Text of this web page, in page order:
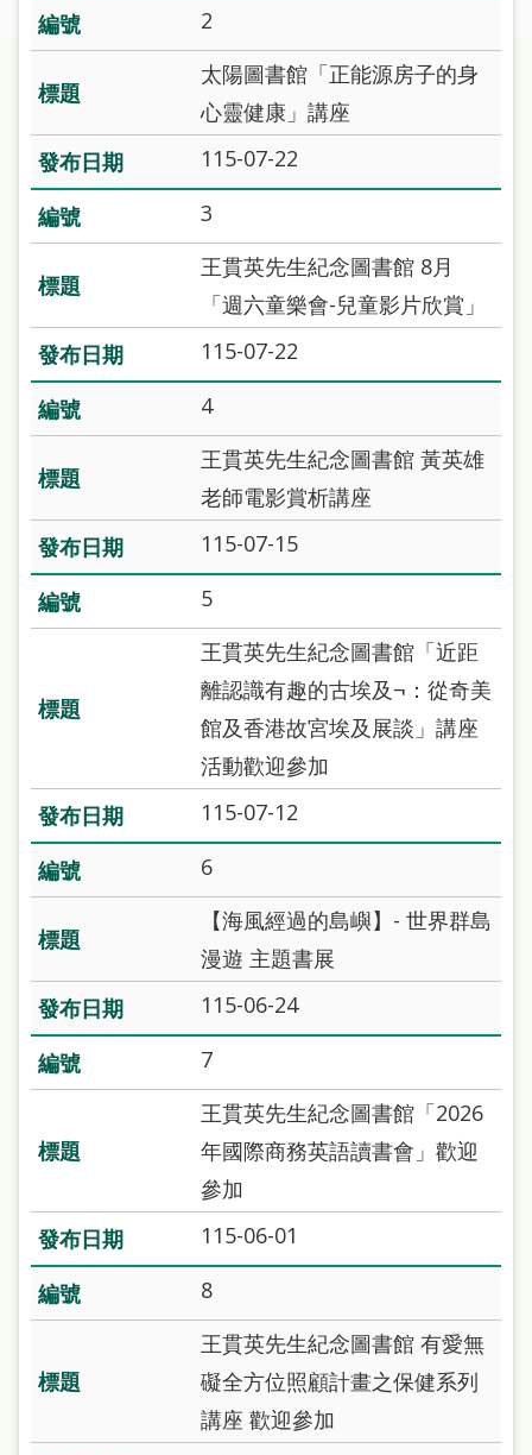
常
見
答
加
入
市
圖
網
站
導
覽
讀
網
兒
童
常
答
雙
語
詞
彙
台
北
陳
系
統
English
本
語
2
太陽圖書館「正能源房子的身
心靈健康」講座
115-07-22
3
王貫英先生紀念圖書館 8月
「週六童樂會-兒童影片欣賞」
115-07-22
4
王貫英先生紀念圖書館 黃英雄
老師電影賞析講座
115-07-15
5
王貫英先生紀念圖書館「近距
離認識有趣的古埃及¬：從奇美
館及香港故宮埃及展談」講座
活動歡迎參加
115-07-12
6
【海風經過的島嶼】- 世界群島
漫遊 主題書展
115-06-24
7
王貫英先生紀念圖書館「2026
年國際商務英語讀書會」歡迎
參加
115-06-01
8
王貫英先生紀念圖書館 有愛無
礙全方位照顧計畫之保健系列
講座 歡迎參加